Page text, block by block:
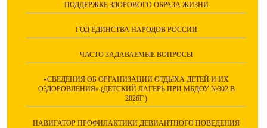
ПОДДЕРЖКЕ ЗДОРОВОГО ОБРАЗА ЖИЗНИ
ГОД ЕДИНСТВА НАРОДОВ РОССИИ
ЧАСТО ЗАДАВАЕМЫЕ ВОПРОСЫ
«СВЕДЕНИЯ ОБ ОРГАНИЗАЦИИ ОТДЫХА ДЕТЕЙ И ИХ
ОЗДОРОВЛЕНИЯ» (ДЕТСКИЙ ЛАГЕРЬ ПРИ МБДОУ №302 В
2026Г.)
НАВИГАТОР ПРОФИЛАКТИКИ ДЕВИАНТНОГО ПОВЕДЕНИЯ